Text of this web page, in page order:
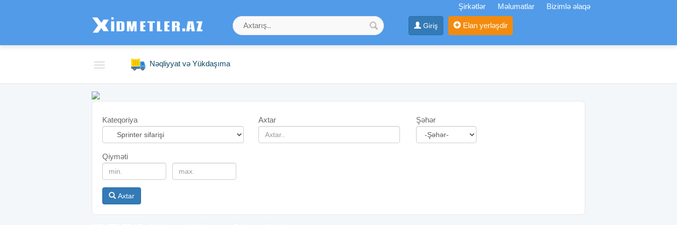
Şirkətlər Məlumatlar Bizimlə əlaqə
Giriş Elan yerləşdir
Nəqliyyat və Yükdaşıma
Kateqoriya Axtar Şəhər
Qiyməti
Axtar